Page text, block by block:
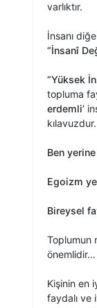
varlıktır.
İnsanı
“İnsanî
“Yüksek
topluma
erdemli’
Ben yerine
Egoizm
Bireysel
Toplumun
önemlidir…
Kişinin en
faydalı ve